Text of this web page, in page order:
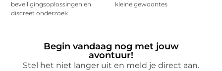
beveiligingsoplossingen en
discreet onderzoek
kleine gewoontes
Begin vandaag nog met jouw
avontuur!
Stel het niet langer uit en meld je direct aan.